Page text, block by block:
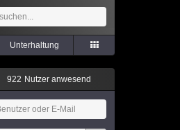
Unterhaltung
922 Nutzer anwesend